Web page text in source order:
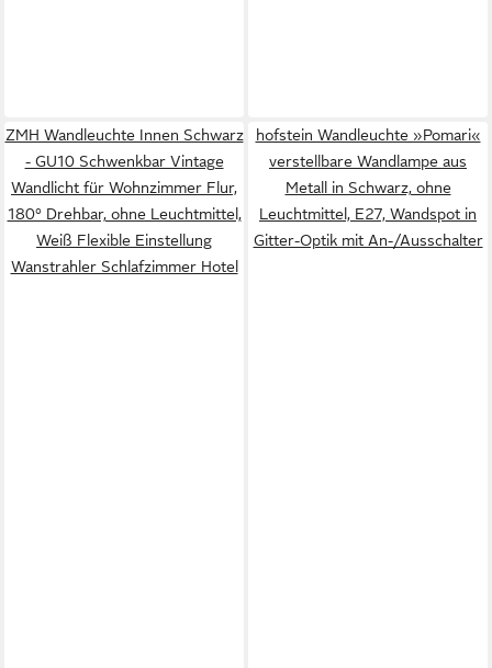
ZMH Wandleuchte Innen Schwarz
- GU10 Schwenkbar Vintage
Wandlicht für Wohnzimmer Flur,
180° Drehbar, ohne Leuchtmittel,
Weiß Flexible Einstellung
Wanstrahler Schlafzimmer Hotel
hofstein Wandleuchte »Pomari«
verstellbare Wandlampe aus
Metall in Schwarz, ohne
Leuchtmittel, E27, Wandspot in
Gitter-Optik mit An-/Ausschalter